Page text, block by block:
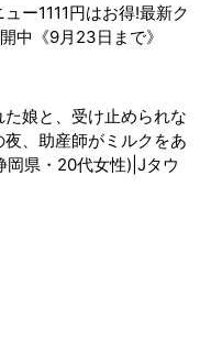
ー1111円はお得!最新ク
中《9月23日まで》
た娘と、受け止められな
、助産師がミルクをあ
岡県・20代女性)|Jタウ